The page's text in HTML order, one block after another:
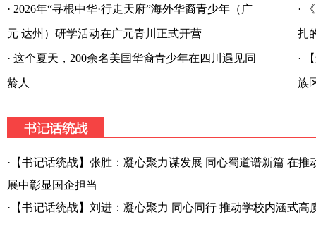
· 2026年“寻根中华·行走天府”海外华裔青少年（广
元 达州）研学活动在广元青川正式开营
· 这个夏天，200余名美国华裔青少年在四川遇见同
龄人
·
扎
·
族
· 【书记话统战】张胜：凝心聚力谋发展 同心蜀道谱新篇 在推
展中彰显国企担当
· 【书记话统战】刘进：凝心聚力 同心同行 推动学校内涵式高